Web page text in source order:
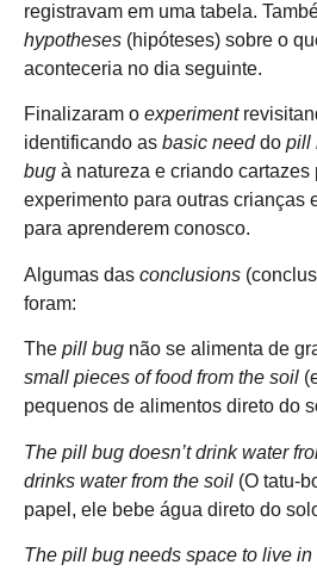
registravam em uma tabela.
hypotheses (hipóteses) sobre o
aconteceria no dia seguinte.
Finalizaram o experiment
identificando as basic needdo pill
bug à natureza e criando cartazes
experimento para outras crianças
para aprenderem conosco.
Algumas das conclusions
foram:
The pill bug não se alimenta de
small pieces of food from the soil
pequenos de alimentos direto do
The pill bug doesn’t drink water
drinks water from the soil (O tatu-
papel, ele bebe água direto do
The pill bug needs space to live in